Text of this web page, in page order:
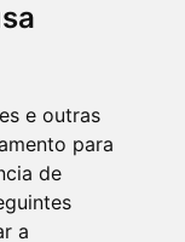
e outras
para
de
a